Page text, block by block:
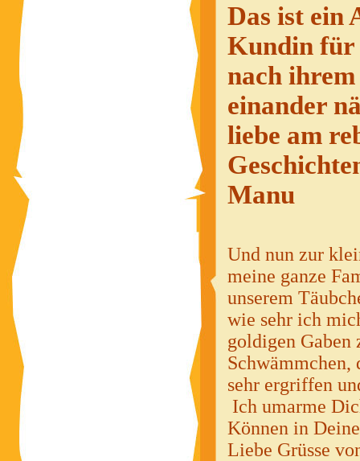
Das ist ein
Kundin für
nach
einander
liebe am
Manu
Und nun zur
meine ganze
unserem
wie sehr ich
goldigen Gaben
sehr ergriffen
Ich umarme
Können in
Liebe Grüsse